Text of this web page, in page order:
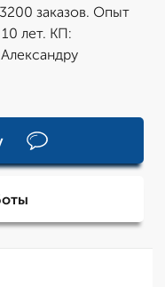
заказов. Опыт
лет. КП: